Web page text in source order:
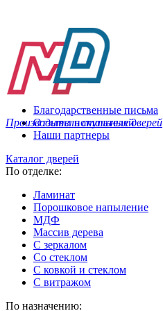
Производитель стальных дверей
Благодарственные письма
Отзывы покупателей
Наши партнеры
Каталог дверей
По отделке:
Ламинат
Порошковое напыление
МДФ
Массив дерева
С зеркалом
Со стеклом
С ковкой и стеклом
С витражом
По назначению: